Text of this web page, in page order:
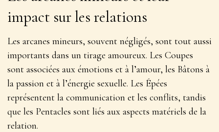
impact sur les relations
Les arcanes mineurs, souvent négligés, sont tout aussi
importants dans un tirage amoureux. Les Coupes
sont associées aux émotions et à l’amour, les Bâtons à
la passion et à l’énergie sexuelle. Les Épées
représentent la communication et les conflits, tandis
que les Pentacles sont liés aux aspects matériels de la
relation.